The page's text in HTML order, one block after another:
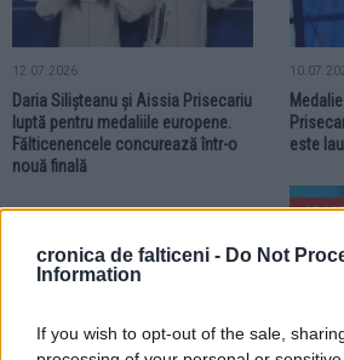
cronica de falticeni - Do Not
Information
If you wish to opt-out of the sale,
12.07.2026
Daria Silișteanu și Aissia Prisecariu
luptă pentru medaliile europene.
Fălticenencele concurează într-o
nouă finală
este